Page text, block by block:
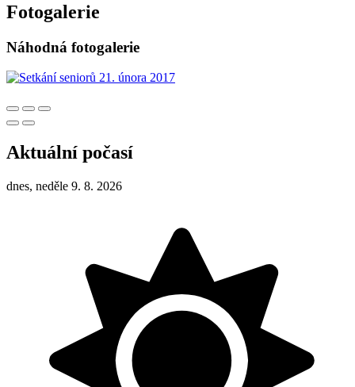
Fotogalerie
Náhodná fotogalerie
Aktuální počasí
dnes, neděle 9. 8. 2026